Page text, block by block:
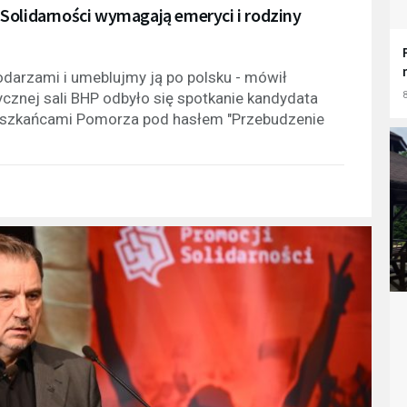
wymagają emeryci i rodziny
i umeblujmy ją po polsku - mówił
sali BHP odbyło się spotkanie kandydata
Pomorza pod hasłem "Przebudzenie